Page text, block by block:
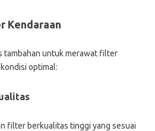
Kendaraan
tambahan untuk merawat filter
optimal:
filter berkualitas tinggi yang sesuai